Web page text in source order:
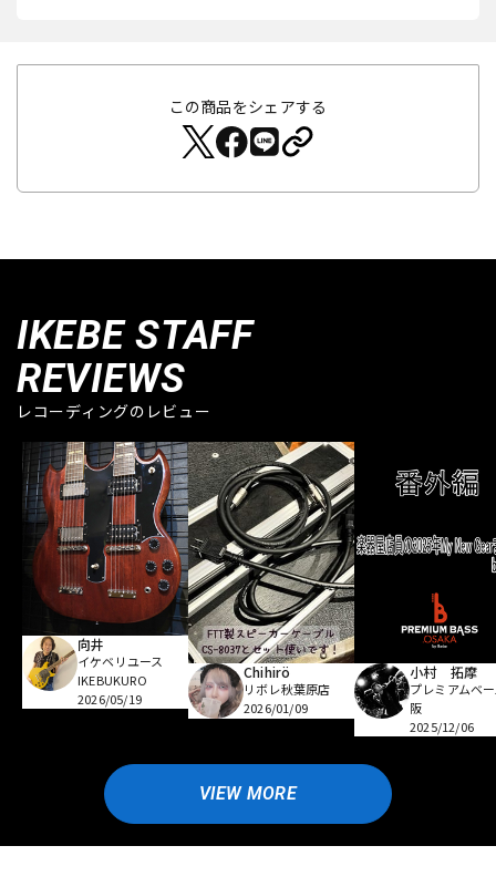
この商品をシェアする
IKEBE STAFF
REVIEWS
レコーディングのレビュー
向井
イケベリユース
IKEBUKURO
2026/05/19
Chihirö
リボレ秋葉原店
2026/01/09
小村 拓摩
プレミアムベ
阪
2025/12/06
VIEW MORE